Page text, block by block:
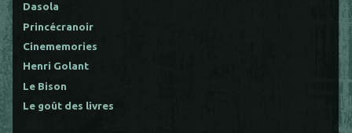
Dasola
Princécranoir
Cinememories
Henri Golant
Le Bison
Le goût des livres